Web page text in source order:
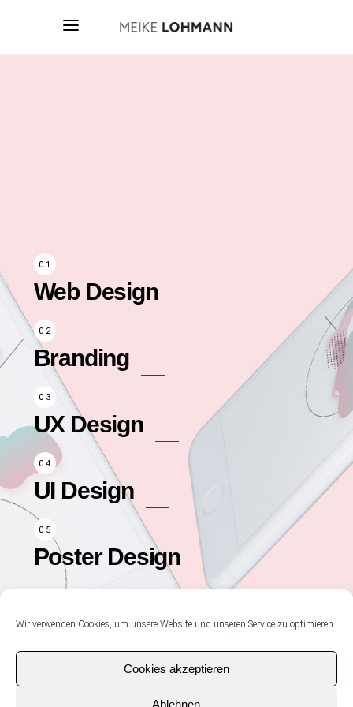
Wir verwenden Cookies, um unsere Website und unseren Service zu optimieren.
Cookies akzeptieren
Ablehnen
Web Design
Branding
UX Design
UI Design
Poster Design